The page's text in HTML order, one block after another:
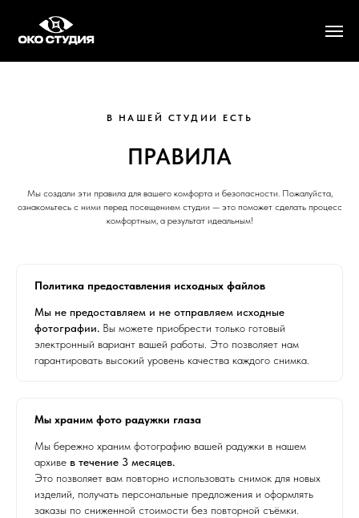
В НАШЕЙ СТУДИИ ЕСТЬ
ПРАВИЛА
Мы создали эти правила для вашего комфорта и безопасности. Пожалуйста,
ознакомьтесь с ними перед посещением студии — это поможет сделать процесс
комфортным, а результат идеальным!
Политика предоставления исходных файлов
Мы не предоставляем и не отправляем исходные
фотографии. Вы можете приобрести только готовый
электронный вариант вашей работы. Это позволяет нам
гарантировать высокий уровень качества каждого снимка.
Мы храним фото радужки глаза
Мы бережно храним фотографию вашей радужки в нашем
архиве в течение 3 месяцев.
Это позволяет вам повторно использовать снимок для новых
изделий, получать персональные предложения и оформлять
заказы по сниженной стоимости без повторной съёмки.